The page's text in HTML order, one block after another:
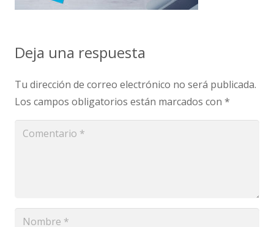
Deja una respuesta
Tu dirección de correo electrónico no será publicada.
Los campos obligatorios están marcados con *